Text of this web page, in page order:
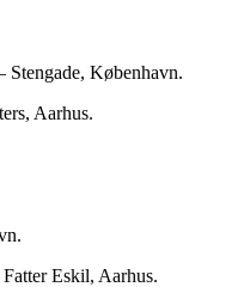
København.
Aarhus.
Eskil, Aarhus.